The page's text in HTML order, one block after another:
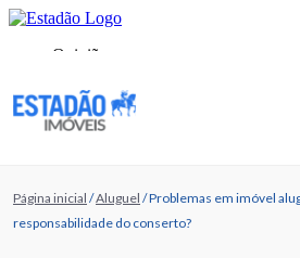
Página inicial /Aluguel /Problemas em imóvel
responsabilidade do conserto?